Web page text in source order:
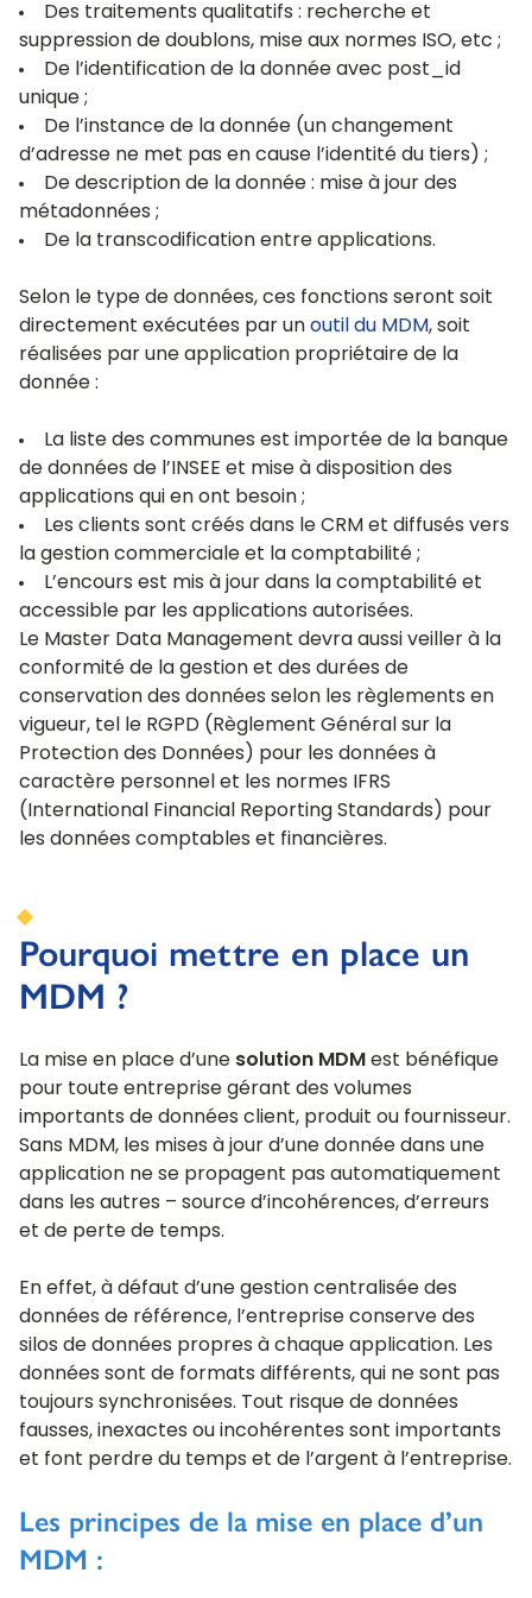
Des traitements qualitatifs : recherche et
suppression de doublons, mise aux normes ISO, etc ;
De l’identification de la donnée avec post_id
unique ;
De l’instance de la donnée (un changement
d’adresse ne met pas en cause l’identité du tiers) ;
De description de la donnée : mise à jour des
métadonnées ;
De la transcodification entre applications.
Selon le type de données, ces fonctions seront soit
directement exécutées par un outil du MDM, soit
réalisées par une application propriétaire de la
donnée :
La liste des communes est importée de la banque
de données de l’INSEE et mise à disposition des
applications qui en ont besoin ;
Les clients sont créés dans le CRM et diffusés vers
la gestion commerciale et la comptabilité ;
L’encours est mis à jour dans la comptabilité et
accessible par les applications autorisées.
Le Master Data Management devra aussi veiller à la
conformité de la gestion et des durées de
conservation des données selon les règlements en
vigueur, tel le RGPD (Règlement Général sur la
Protection des Données) pour les données à
caractère personnel et les normes IFRS
(International Financial Reporting Standards) pour
les données comptables et financières.
Pourquoi mettre en place un
MDM ?
La mise en place d’une solution MDM est bénéfique
pour toute entreprise gérant des volumes
importants de données client, produit ou fournisseur.
Sans MDM, les mises à jour d’une donnée dans une
application ne se propagent pas automatiquement
dans les autres – source d’incohérences, d’erreurs
et de perte de temps.
En effet, à défaut d’une gestion centralisée des
données de référence, l’entreprise conserve des
silos de données propres à chaque application. Les
données sont de formats différents, qui ne sont pas
toujours synchronisées. Tout risque de données
fausses, inexactes ou incohérentes sont importants
et font perdre du temps et de l’argent à l’entreprise.
Les principes de la mise en place d’un
MDM :